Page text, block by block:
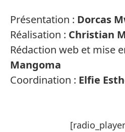
Présentation : Dorcas
Réalisation : Christian
Rédaction web et mise
Mangoma
Coordination : Elfie